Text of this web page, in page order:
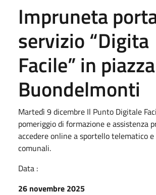
Impruneta
servizio “Digita
Facile” in piazza
Buondelmonti
Martedì 9 dicembre Il Punto Digitale
pomeriggio di formazione e assistenza
accedere online a sportello telematico
comunali.
Data :
26 novembre 2025